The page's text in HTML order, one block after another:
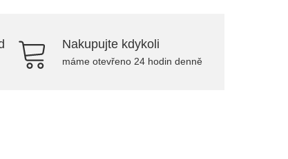
Nakupujte kdykoli
máme otevřeno 24 hodin denně